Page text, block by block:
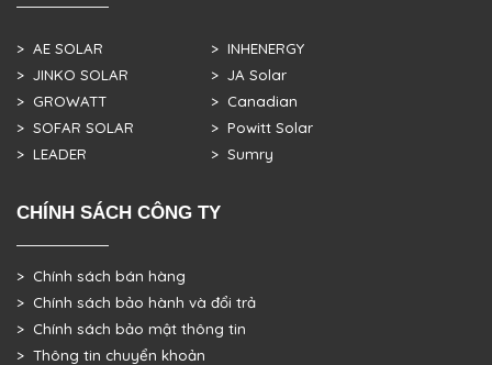
> AE SOLAR
> JINKO SOLAR
> GROWATT
> SOFAR SOLAR
> LEADER
> INHENERGY
> JA Solar
> Canadian
> Powitt Solar
> Sumry
CHÍNH SÁCH CÔNG TY
> Chính sách bán hàng
> Chính sách bảo hành và đổi trả
> Chính sách bảo mật thông tin
> Thông tin chuyển khoản